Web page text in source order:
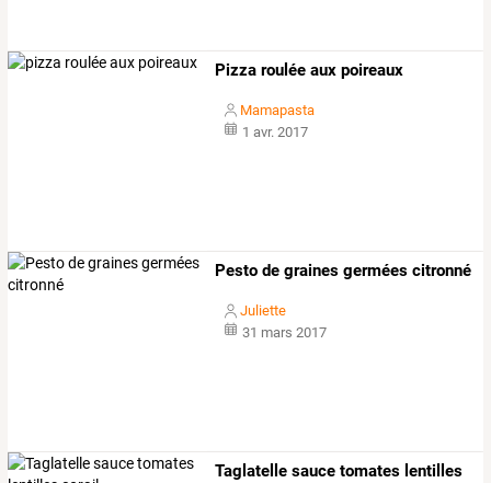
Pizza roulée aux poireaux
Mamapasta
1 avr. 2017
Pesto de graines germées citronné
Juliette
31 mars 2017
Taglatelle sauce tomates lentilles